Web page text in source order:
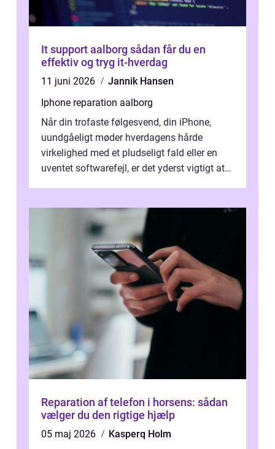
It support aalborg sådan får du en
effektiv og tryg it-hverdag
11 juni 2026
Jannik Hansen
Iphone reparation aalborg
Når din trofaste følgesvend, din iPhone,
uundgåeligt møder hverdagens hårde
virkelighed med et pludseligt fald eller en
uventet softwarefejl, er det yderst vigtigt at
Reparation af telefon i horsens: sådan
vælger du den rigtige hjælp
05 maj 2026
Kasperq Holm